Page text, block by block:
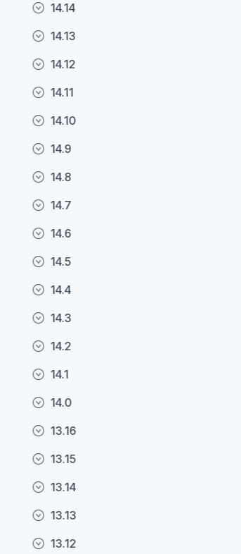
14.14
14.13
14.12
14.11
14.10
14.9
14.8
14.7
14.6
14.5
14.4
14.3
14.2
14.1
14.0
13.16
13.15
13.14
13.13
13.12